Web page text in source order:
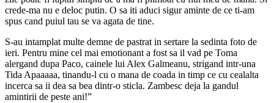
crede-ma nu e deloc putin. O sa iti aduci sigur aminte de ce ti-am
spus cand puiul tau se va agata de tine.
S-au intamplat multe demne de pastrat in sertare la sedinta foto de
ieri. Pentru mine cel mai emotionant a fost sa il vad pe Toma
alergand dupa Paco, cainele lui Alex Galmeanu, strigand intr-una
Tida Apaaaaa, tinandu-l cu o mana de coada in timp ce cu cealalta
incerca sa ii dea sa bea dintr-o sticla. Zambesc deja la gandul
amintirii de peste ani!”